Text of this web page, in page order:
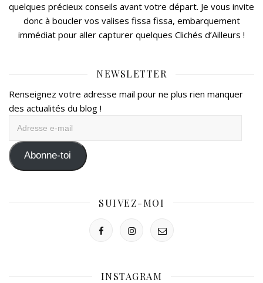
quelques précieux conseils avant votre départ. Je vous invite
donc à boucler vos valises fissa fissa, embarquement
immédiat pour aller capturer quelques Clichés d’Ailleurs !
NEWSLETTER
Renseignez votre adresse mail pour ne plus rien manquer
des actualités du blog !
mail Abonne-toi
SUIVEZ-MOI
INSTAGRAM